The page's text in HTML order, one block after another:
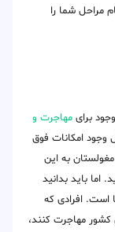
مراحل شما را
برای مهاجرت و
وجود امکانات فوق
مغولستان به این
اما باید بدانید
است. افرادی که
کشور مهاجرت کنند،